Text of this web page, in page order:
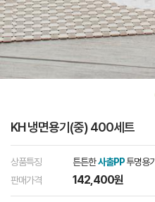
KH 냉면용기(중) 400세트
상품특징 튼튼한사출PP투명용기
판매가격
142,400원